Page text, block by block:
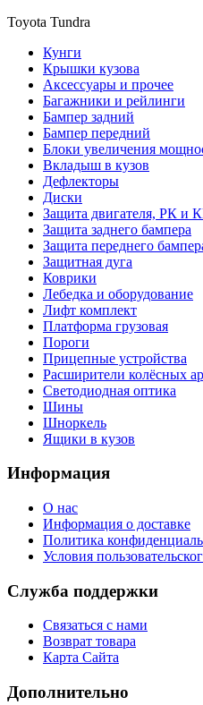
Toyota Tundra
Кунги
Крышки кузова
Аксессуары и прочее
Багажники и рейлинги
Бампер задний
Бампер передний
Блоки увеличения
Вкладыш в кузов
Дефлекторы
Диски
Защита двигателя, РК и
Защита заднего бампера
Защита переднего
Защитная дуга
Коврики
Лебедка и оборудование
Лифт комплект
Платформа грузовая
Пороги
Прицепные устройства
Расширители колёсных
Светодиодная оптика
Шины
Шноркель
Ящики в кузов
Информация
О нас
Информация о доставке
Политика
Условия
Служба поддержки
Связаться с нами
Возврат товара
Карта Сайта
Дополнительно